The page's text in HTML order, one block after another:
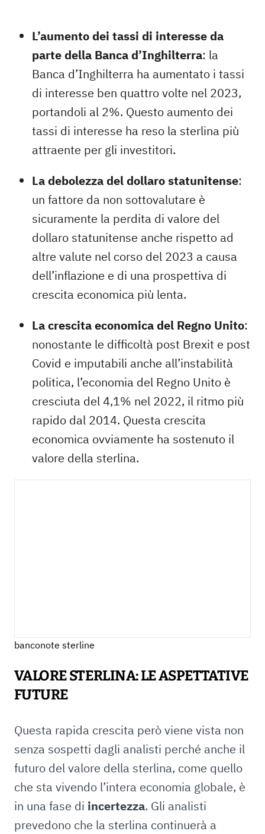
L’aumento dei tassi di interesse da
parte della Banca d’Inghilterra: la
Banca d’Inghilterra ha aumentato i tassi
di interesse ben quattro volte nel 2023,
portandoli al 2%. Questo aumento dei
tassi di interesse ha reso la sterlina più
attraente per gli investitori.
La debolezza del dollaro statunitense:
un fattore da non sottovalutare è
sicuramente la perdita di valore del
dollaro statunitense anche rispetto ad
altre valute nel corso del 2023 a causa
dell’inflazione e di una prospettiva di
crescita economica più lenta.
La crescita economica del Regno Unito:
nonostante le difficoltà post Brexit e post
Covid e imputabili anche all’instabilità
politica, l’economia del Regno Unito è
cresciuta del 4,1% nel 2022, il ritmo più
rapido dal 2014. Questa crescita
economica ovviamente ha sostenuto il
valore della sterlina.
banconote sterline
VALORE STERLINA: LE ASPETTATIVE
FUTURE
Questa rapida crescita però viene vista non
senza sospetti dagli analisti perché anche il
futuro del valore della sterlina, come quello
che sta vivendo l’intera economia globale, è
in una fase di incertezza. Gli analisti
prevedono che la sterlina continuerà a